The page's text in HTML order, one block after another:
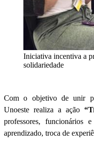
Iniciativa incentiva a
solidariedade
Com o objetivo de unir
Unoeste realiza a ação
professores, funcionários
aprendizado, troca de